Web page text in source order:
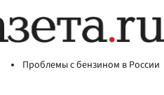
Проблемы с бензином в России